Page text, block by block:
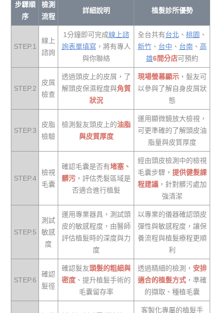
步驟順
序
檢測
流程
詳細說明 植髮診所優勢
STEP.1
線上
諮詢
1分鐘即可完成線上諮
詢表單填寫 ，將有專人
與你聯絡
全台共有台北 、 桃園 、
新竹、 台中 、 台南、 高
雄6間分店可預約
STEP.2
皮屑
檢查
透過頭皮上的皮屑，了
解頭皮保濕程度與角質
狀況
現場螢幕顯示，髮友可
以參與了解自身皮屑狀
態
STEP.3
皮脂
檢驗
檢測髮友頭皮上的油脂
與皮質厚度
運用顯微鏡放大檢視，
可更準確的了解頭皮油
脂量與皮質厚度
STEP.4
檢視
毛囊
確認毛囊是否有堵塞、
髒污，評估禿髮區域是
否適合進行植髮
經由頭皮檢測中的檢視
毛囊步驟， 提供健髮課
程建議，針對髒污處加
強清潔
STEP.5
測試
敏感
度
運用專業器具，測試頭
皮的敏感程度，由醫師
評估植髮時的深度與力
度
以專業的儀器確認頭皮
彈性與敏感程度，讓保
養流程與植髮療程更順
利
STEP.6
確認
髮徑
確認髮友頭髮的粗細與
密度、提升植髮手術的
毛囊留存率
透過精細的檢測， 安排
適合的植髮方式，準確
的擷取、種植毛囊
客製化專屬的植髮手